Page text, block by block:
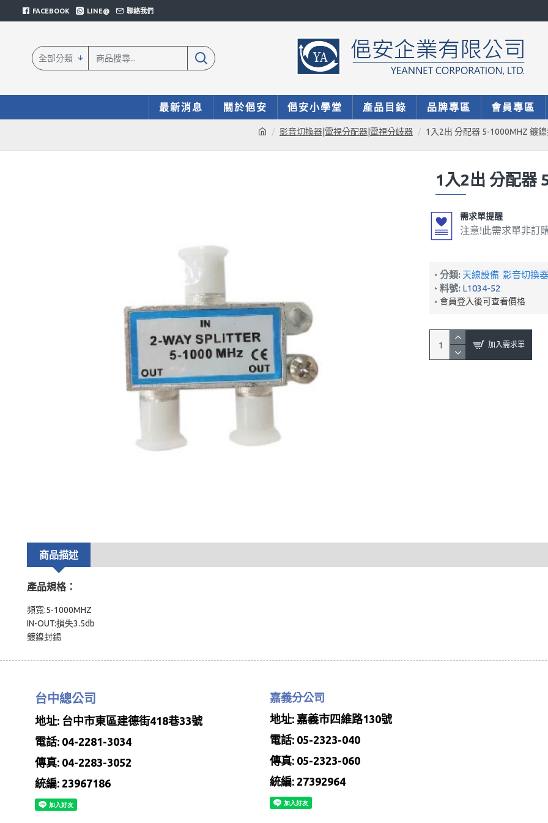
FACEBOOK LINE@ 聯絡我們
全部分類
最新消息 關於俋安 俋安小學堂 產品目錄 品牌專區 會員專區
影音切換器|電視分配器|電視分岐器 1入2出 分配器 5-1000MHZ 鍍
1入2出 分配器
需求單提醒
注意!此需求單非訂
分類: 天線設備 影音切換
料號: L1034-52
會員登入後可查看價格
加入需求單
商品描述
產品規格：
頻寬:5-1000MHZ
IN-OUT:損失3.5db
鍍鎳封錫
台中總公司
地址: 台中市東區建德街418巷33號
電話: 04-2281-3034
傳真: 04-2283-3052
統編: 23967186
嘉義分公司
地址: 嘉義市四維路130號
電話: 05-2323-040
傳真: 05-2323-060
統編: 27392964